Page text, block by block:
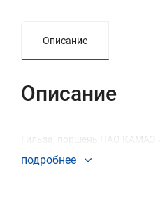
Описание
Описание
Гильза, поршень ПАО КАМАЗ
подробнее